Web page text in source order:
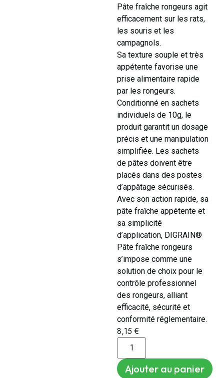
Pâte fraîche rongeurs agit
efficacement sur les rats,
les souris et les
campagnols.
Sa texture souple et très
appétente favorise une
prise alimentaire rapide
par les rongeurs.
Conditionné en sachets
individuels de 10g, le
produit garantit un dosage
précis et une manipulation
simplifiée. Les sachets
de pâtes doivent être
placés dans des postes
d’appâtage sécurisés.
Avec son action rapide, sa
pâte fraîche appétente et
sa simplicité
d’application, DIGRAIN®
Pâte fraîche rongeurs
s’impose comme une
solution de choix pour le
contrôle professionnel
des rongeurs, alliant
efficacité, sécurité et
conformité réglementaire.
8,15€
Ajouter au panier